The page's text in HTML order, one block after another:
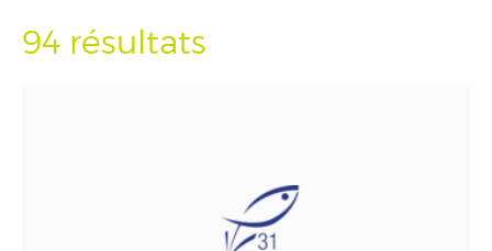
94 résultats